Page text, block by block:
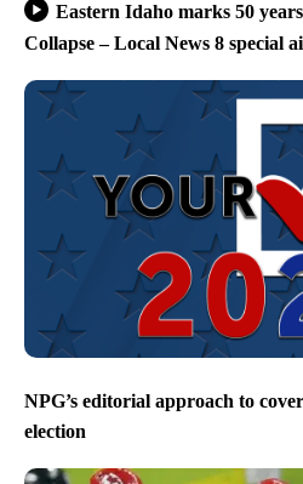
Eastern Idaho marks 50
Collapse – Local News 8 special
NPG’s editorial approach to
election